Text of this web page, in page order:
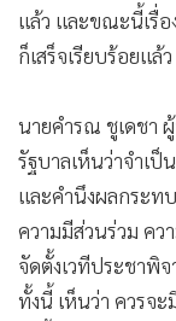
แล้ว และขณะนี้เรื่
ก็เสร็จเรียบร้อยแล้ว
นายคำรณ ชูเดชา
รัฐบาลเห็นว่าจำเ
และคำนึงผลกระท
ความมีส่วนร่วม คว
จัดตั้งเวทีประชาพิ
ทั้งนี้ เห็นว่า ควรจ